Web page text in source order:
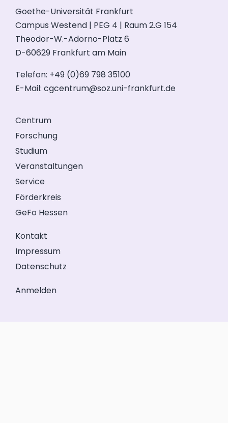
Goethe-Universität Frankfurt
Campus Westend | PEG 4 | Raum 2.G 154
Theodor-W.-Adorno-Platz 6
D-60629 Frankfurt am Main
Telefon: +49 (0)69 798 35100
E-Mail: cgcentrum@soz.uni-frankfurt.de
Centrum
Forschung
Studium
Veranstaltungen
Service
Förderkreis
GeFo Hessen
Kontakt
Impressum
Datenschutz
Anmelden